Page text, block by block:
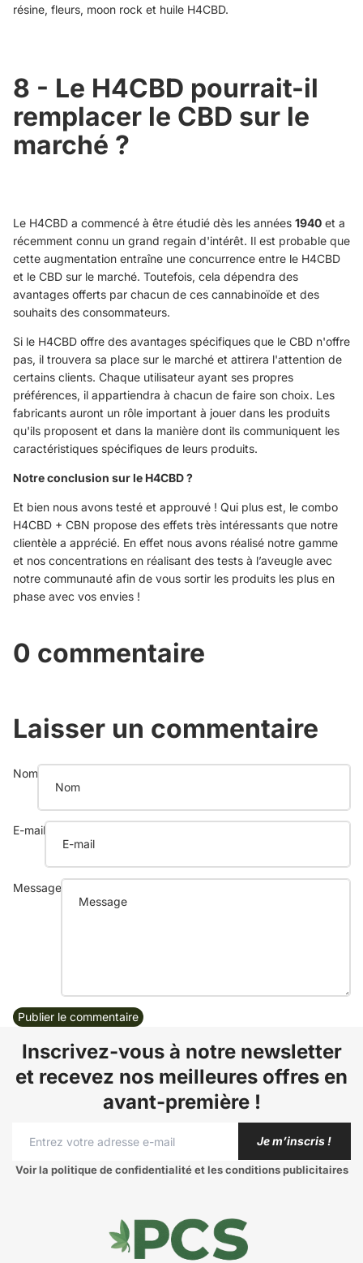
résine, fleurs, moon rock et huile H4CBD.
8 - Le H4CBD pourrait-il
remplacer le CBD sur le
marché ?
Le H4CBD a commencé à être étudié dès les années 1940 et a
récemment connu un grand regain d'intérêt. Il est probable que
cette augmentation entraîne une concurrence entre le H4CBD
et le CBD sur le marché. Toutefois, cela dépendra des
avantages offerts par chacun de ces cannabinoïde et des
souhaits des consommateurs.
Si le H4CBD offre des avantages spécifiques que le CBD n'offre
pas, il trouvera sa place sur le marché et attirera l'attention de
certains clients. Chaque utilisateur ayant ses propres
préférences, il appartiendra à chacun de faire son choix. Les
fabricants auront un rôle important à jouer dans les produits
qu'ils proposent et dans la manière dont ils communiquent les
caractéristiques spécifiques de leurs produits.
Notre conclusion sur le H4CBD ?
Et bien nous avons testé et approuvé ! Qui plus est, le combo
H4CBD + CBN propose des effets très intéressants que notre
clientèle a apprécié. En effet nous avons réalisé notre gamme
et nos concentrations en réalisant des tests à l’aveugle avec
notre communauté afin de vous sortir les produits les plus en
phase avec vos envies !
0 commentaire
Laisser un commentaire
Nom
E-mail
Message
Publier le commentaire
Inscrivez-vous à notre newsletter
et recevez nos meilleures offres en
avant-première !
Je m’inscris !
Voir la politique de confidentialité et les conditions publicitaires